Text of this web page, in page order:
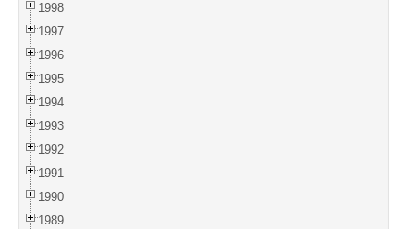
1998
1997
1996
1995
1994
1993
1992
1991
1990
1989